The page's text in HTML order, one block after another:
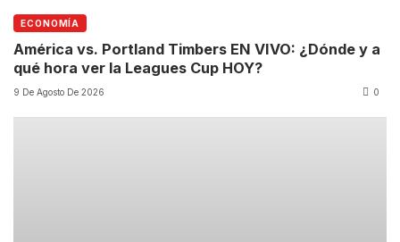
ECONOMÍA
América vs. Portland Timbers EN VIVO: ¿Dónde y a
qué hora ver la Leagues Cup HOY?
9 De Agosto De 2026 0